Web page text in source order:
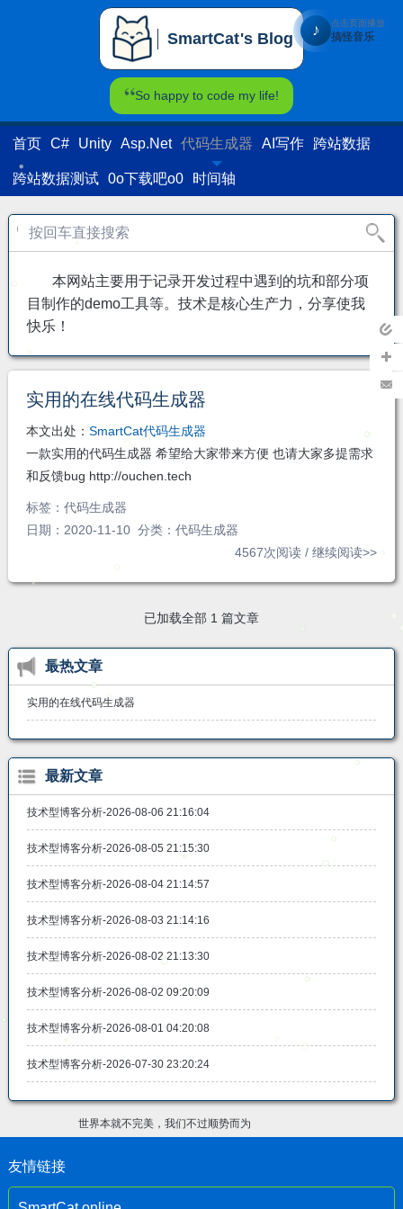
返回
主页
加关
信
SmartCat's Blog
SmartCat's Blog
So happy to code my life!
首页 C# Unity Asp.Net 代码生成器 AI写作 跨站数据
跨站数据测试 0o下载吧o0 时间轴
本网站主要用于记录开发过程中遇到的坑和部分项
目制作的demo工具等。技术是核心生产力，分享使我
快乐！
实用的在线代码生成器
本文出处： SmartCat代码生成器
一款实用的代码生成器 希望给大家带来方便 也请大家多提需求
和反馈bug http://ouchen.tech
标签： 代码生成器
日期：2020-11-10 分类： 代码生成器
4567次阅读 /继续阅读>>
已加载全部 1 篇文章
最热文章
实用的在线代码生成器
最新文章
技术型博客分析-2026-08-06 21:16:04
技术型博客分析-2026-08-05 21:15:30
技术型博客分析-2026-08-04 21:14:57
技术型博客分析-2026-08-03 21:14:16
技术型博客分析-2026-08-02 21:13:30
技术型博客分析-2026-08-02 09:20:09
技术型博客分析-2026-08-01 04:20:08
技术型博客分析-2026-07-30 23:20:24
友情链接
世界本就不完美，我们不过顺势而为
♪ 点击页面播放
搞怪音乐